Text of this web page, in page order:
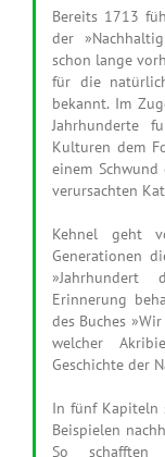
Bereits 1713
der
schon lange
für die
bekannt. Im
Jahrhunderte
Kulturen dem
einem
verursachten
Kehnel geht
Generationen
Erinnerung
des Buches
welcher
Geschichte der
In fünf Kapiteln
Beispielen
So